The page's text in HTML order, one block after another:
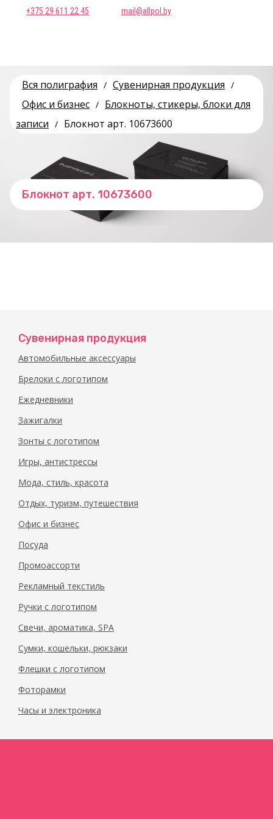
+375 29 611 22 45 mail@allpol.by
Вся полиграфия / Сувенирная продукция /
Офис и бизнес / Блокноты, стикеры, блоки для
записи / Блокнот арт. 10673600
Блокнот арт. 10673600
Сувенирная продукция
Автомобильные аксессуары
Брелоки с логотипом
Ежедневники
Зажигалки
Зонты с логотипом
Игры, антистрессы
Мода, стиль, красота
Отдых, туризм, путешествия
Офис и бизнес
Посуда
Промоассорти
Рекламный текстиль
Ручки с логотипом
Свечи, ароматика, SPA
Сумки, кошельки, рюкзаки
Флешки с логотипом
Фоторамки
Часы и электроника